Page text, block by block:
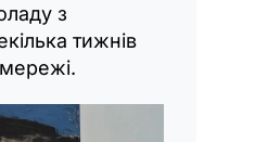
з
тижнів